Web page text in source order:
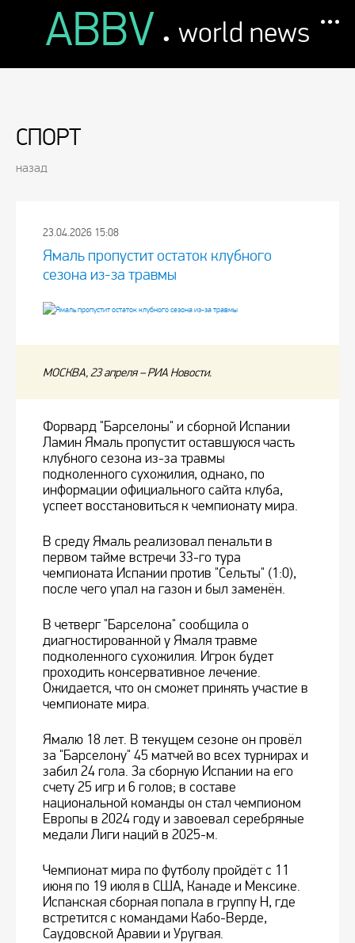
ABBV . world news
СПОРТ
назад
23.04.2026 15:08
Ямаль пропустит остаток клубного
сезона из-за травмы
МОСКВА, 23 апреля – РИА Новости.
Форвард "Барселоны" и сборной Испании
Ламин Ямаль пропустит оставшуюся часть
клубного сезона из-за травмы
подколенного сухожилия, однако, по
информации официального сайта клуба,
успеет восстановиться к чемпионату мира.
В среду Ямаль реализовал пенальти в
первом тайме встречи 33-го тура
чемпионата Испании против "Сельты" (1:0),
после чего упал на газон и был заменён.
В четверг "Барселона" сообщила о
диагностированной у Ямаля травме
подколенного сухожилия. Игрок будет
проходить консервативное лечение.
Ожидается, что он сможет принять участие в
чемпионате мира.
Ямалю 18 лет. В текущем сезоне он провёл
за "Барселону" 45 матчей во всех турнирах и
забил 24 гола. За сборную Испании на его
счету 25 игр и 6 голов; в составе
национальной команды он стал чемпионом
Европы в 2024 году и завоевал серебряные
медали Лиги наций в 2025-м.
Чемпионат мира по футболу пройдёт с 11
июня по 19 июля в США, Канаде и Мексике.
Испанская сборная попала в группу H, где
встретится с командами Кабо-Верде,
Саудовской Аравии и Уругвая.